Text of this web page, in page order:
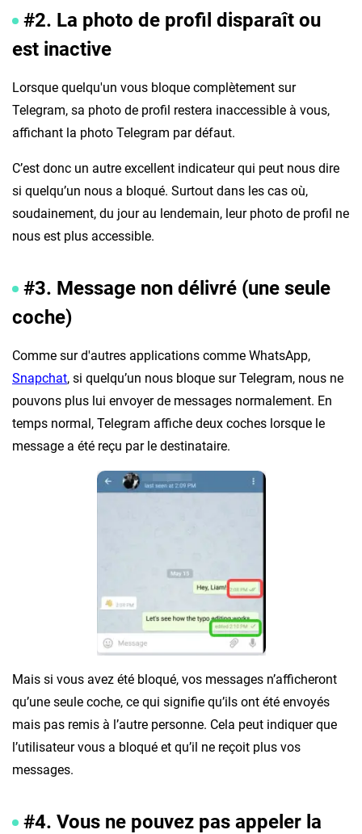
#2. La photo de profil disparaît ou
est inactive
Lorsque quelqu'un vous bloque complètement sur
Telegram, sa photo de profil restera inaccessible à vous,
affichant la photo Telegram par défaut.
C’est donc un autre excellent indicateur qui peut nous dire
si quelqu’un nous a bloqué. Surtout dans les cas où,
soudainement, du jour au lendemain, leur photo de profil ne
nous est plus accessible.
#3. Message non délivré (une seule
coche)
Comme sur d'autres applications comme WhatsApp,
Snapchat, si quelqu’un nous bloque sur Telegram, nous ne
pouvons plus lui envoyer de messages normalement. En
temps normal, Telegram affiche deux coches lorsque le
message a été reçu par le destinataire.
Mais si vous avez été bloqué, vos messages n’afficheront
qu’une seule coche, ce qui signifie qu’ils ont été envoyés
mais pas remis à l’autre personne. Cela peut indiquer que
l’utilisateur vous a bloqué et qu’il ne reçoit plus vos
messages.
#4. Vous ne pouvez pas appeler la